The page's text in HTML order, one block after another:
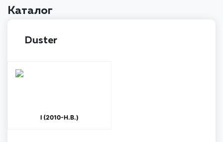
Каталог
Duster
I (2010-Н.В.)